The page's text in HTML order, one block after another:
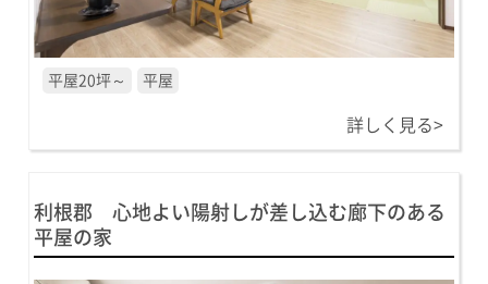
平屋20坪～ 平屋
詳しく見る>
利根郡 心地よい陽射しが差し込む廊下のある
平屋の家